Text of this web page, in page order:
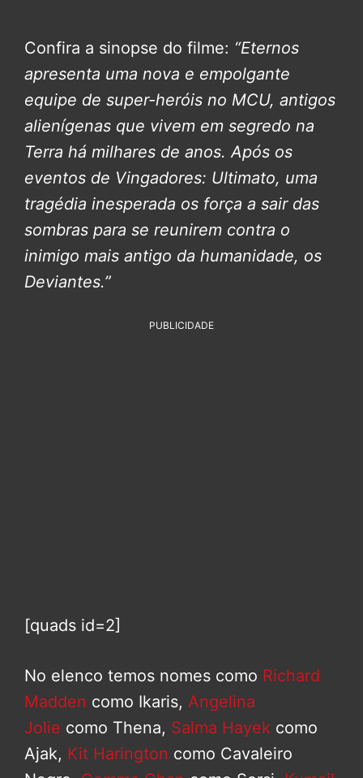
Confira a sinopse do filme: “Eternos
apresenta uma nova e empolgante
equipe de super-heróis no MCU, antigos
alienígenas que vivem em segredo na
Terra há milhares de anos. Após os
eventos de Vingadores: Ultimato, uma
tragédia inesperada os força a sair das
sombras para se reunirem contra o
inimigo mais antigo da humanidade, os
Deviantes.”
PUBLICIDADE
[quads id=2]
No elenco temos nomes como Richard
Madden como Ikaris, Angelina
Jolie como Thena, Salma Hayek como
Ajak, Kit Harington como Cavaleiro